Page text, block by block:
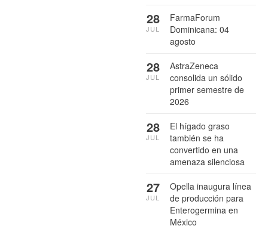
FarmaForum
Dominicana: 04
agosto
28
JUL
AstraZeneca
consolida un sólido
primer semestre de
2026
28
JUL
El hígado graso
también se ha
convertido en una
amenaza silenciosa
28
JUL
Opella inaugura línea
de producción para
Enterogermina en
México
27
JUL